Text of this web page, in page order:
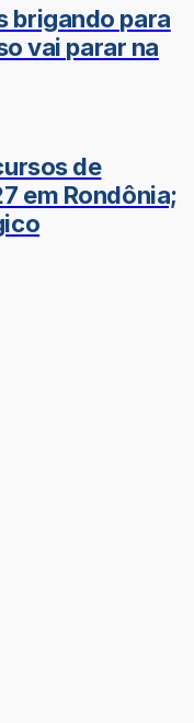
brigando para
vai parar na
de
em Rondônia;